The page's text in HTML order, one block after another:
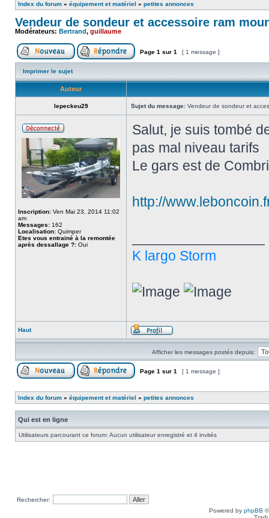
Index du forum » équipement et matériel » petites annonces
Vendeur de sondeur et accessoire ram
Modérateurs: Bertrand, guillaume
Page 1 sur 1 [ 1 message ]
Imprimer le sujet
Auteur
lepeckeu29 Sujet du message: Vendeur de sondeur et
Inscription: Ven Mai 23, 2014 11:02
am
Messages: 162
Localisation: Quimper
Etes vous entrainé à la remontée
après dessallage ?: Oui
Salut, je suis tombé
pas mal niveau tarifs
Le gars est de
http://
K largo Storm
Haut
Afficher les messages postés depuis:
Page 1 sur 1 [ 1 message ]
Index du forum » équipement et matériel » petites annonces
Qui est en ligne
Utilisateurs parcourant ce forum: Aucun utilisateur enregistré et 4 invités
Rechercher:
Powered by phpBB